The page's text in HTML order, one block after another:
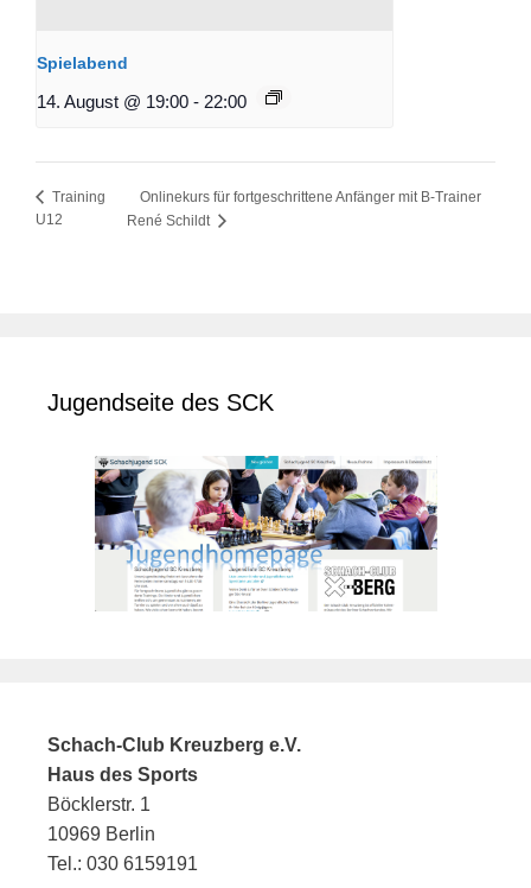
Spielabend
14. August @ 19:00 - 22:00
Training
U12
Onlinekurs für fortgeschrittene Anfänger mit B-Trainer
René Schildt
Jugendseite des SCK
Schach-Club Kreuzberg e.V.
Haus des Sports
Böcklerstr. 1
10969 Berlin
Tel.: 030 6159191